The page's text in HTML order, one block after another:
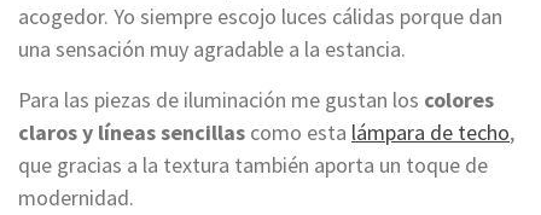
acogedor. Yo siempre escojo luces cálidas porque dan
una sensación muy agradable a la estancia.
Para las piezas de iluminación me gustan los colores
claros y líneas sencillas como esta lámpara de techo,
que gracias a la textura también aporta un toque de
modernidad.